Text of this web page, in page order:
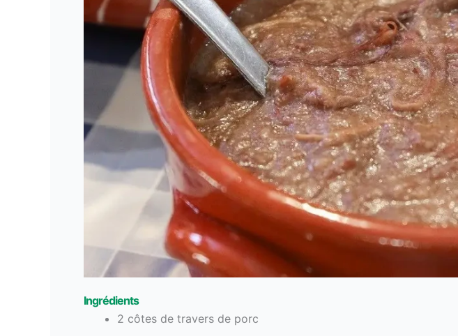
Ingrédients
2 côtes de travers de porc